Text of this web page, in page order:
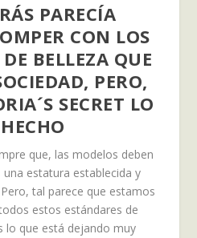
PARECÍA
CON LOS
BELLEZA QUE
PERO,
SECRET LO
que, las modelos deben
estatura establecida y
tal parece que estamos
estos estándares de
lo que está dejando muy